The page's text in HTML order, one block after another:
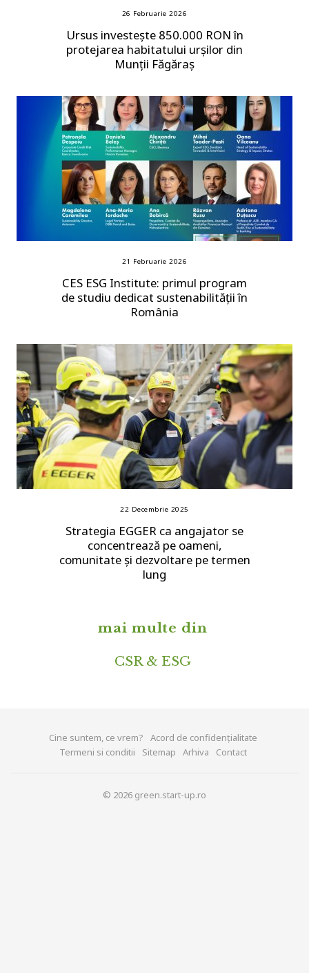
26 Februarie 2026
Ursus investește 850.000 RON în
protejarea habitatului urșilor din
Munții Făgăraș
21 Februarie 2026
CES ESG Institute: primul program
de studiu dedicat sustenabilității în
România
22 Decembrie 2025
Strategia EGGER ca angajator se
concentrează pe oameni,
comunitate și dezvoltare pe termen
lung
mai multe din
CSR & ESG
Cine suntem, ce vrem?
Acord de confidențialitate
Termeni si conditii
Sitemap Arhiva Contact
© 2026 green.start-up.ro